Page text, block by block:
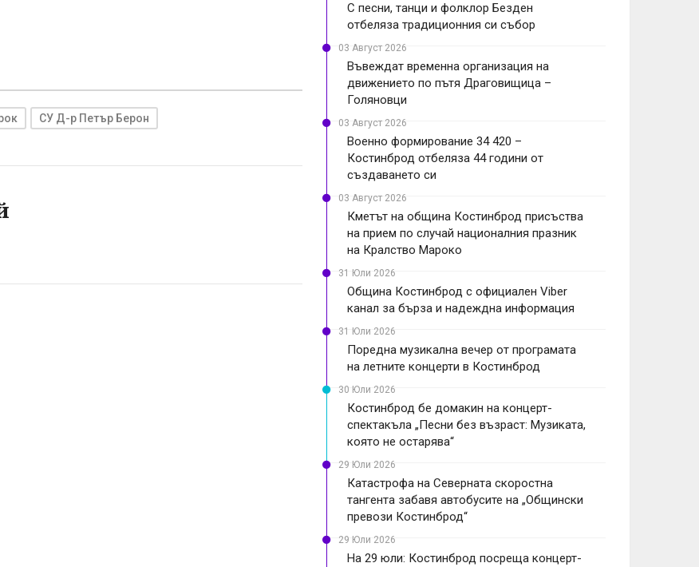
СУ Д-р Петър Берон
С песни, танци и фолклор Безден
отбеляза традиционния си събор
03 Август 2026
Въвеждат временна организация на
движението по пътя Драговищица –
Голяновци
03 Август 2026
Военно формирование 34 420 –
Костинброд отбеляза 44 години от
създаването си
03 Август 2026
Кметът на община Костинброд присъства
на прием по случай националния празник
на Кралство Мароко
31 Юли 2026
Община Костинброд с официален Viber
канал за бърза и надеждна информация
31 Юли 2026
Поредна музикална вечер от програмата
на летните концерти в Костинброд
30 Юли 2026
Костинброд бе домакин на концерт-
спектакъла „Песни без възраст: Музиката,
която не остарява“
29 Юли 2026
Катастрофа на Северната скоростна
тангента забавя автобусите на „Общински
превози Костинброд“
29 Юли 2026
На 29 юли: Костинброд посреща концерт-